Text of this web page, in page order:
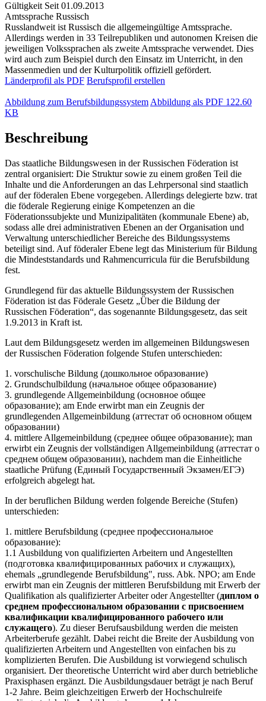
Gültigkeit Seit 01.09.2013
Amtssprache Russisch
Russlandweit ist Russisch die allgemeingültige Amtssprache.
Allerdings werden in 33 Teilrepubliken und autonomen Kreisen die
jeweiligen Volkssprachen als zweite Amtssprache verwendet. Dies
wird auch zum Beispiel durch den Einsatz im Unterricht, in den
Massenmedien und der Kulturpolitik offiziell gefördert.
Länderprofil als PDF Berufsprofil erstellen
Abbildung zum Berufsbildungssystem Abbildung als PDF 122.60
KB
Beschreibung
Das staatliche Bildungswesen in der Russischen Föderation ist
zentral organisiert: Die Struktur sowie zu einem großen Teil die
Inhalte und die Anforderungen an das Lehrpersonal sind staatlich
auf der föderalen Ebene vorgegeben. Allerdings delegierte bzw. trat
die föderale Regierung einige Kompetenzen an die
Föderationssubjekte und Munizipalitäten (kommunale Ebene) ab,
sodass alle drei administrativen Ebenen an der Organisation und
Verwaltung unterschiedlicher Bereiche des Bildungssystems
beteiligt sind. Auf föderaler Ebene legt das Ministerium für Bildung
die Mindeststandards und Rahmencurricula für die Berufsbildung
fest.
Grundlegend für das aktuelle Bildungssystem der Russischen
Föderation ist das Föderale Gesetz „Über die Bildung der
Russischen Föderation“, das sogenannte Bildungsgesetz, das seit
1.9.2013 in Kraft ist.
Laut dem Bildungsgesetz werden im allgemeinen Bildungswesen
der Russischen Föderation folgende Stufen unterschieden:
1. vorschulische Bildung (дошкольное образование)
2. Grundschulbildung (начальное общее образование)
3. grundlegende Allgemeinbildung (основное общее
образование); am Ende erwirbt man ein Zeugnis der
grundlegenden Allgemeinbildung (аттестат об основном общем
образовании)
4. mittlere Allgemeinbildung (среднее общее образование); man
erwirbt ein Zeugnis der vollständigen Allgemeinbildung (аттестат о
среднем общем образовании), nachdem man die Einheitliche
staatliche Prüfung (Единый Государственный Экзамен/ЕГЭ)
erfolgreich abgelegt hat.
In der beruflichen Bildung werden folgende Bereiche (Stufen)
unterschieden:
1. mittlere Berufsbildung (среднее профессиональное
образование):
1.1 Ausbildung von qualifizierten Arbeitern und Angestellten
(подготовка квалифицированных рабочих и служащих),
ehemals „grundlegende Berufsbildung", russ. Abk. NPO; am Ende
erwirbt man ein Zeugnis der mittleren Berufsbildung mit Erwerb der
Qualifikation als qualifizierter Arbeiter oder Angestellter (диплом о
среднем профессиональном образовании с присвоением
квалификации квалифицированного рабочего или
служащего). Zu dieser Berufsausbildung werden die meisten
Arbeiterberufe gezählt. Dabei reicht die Breite der Ausbildung von
qualifizierten Arbeitern und Angestellten von einfachen bis zu
komplizierten Berufen. Die Ausbildung ist vorwiegend schulisch
organisiert. Der theoretische Unterricht wird aber durch betriebliche
Praxisphasen ergänzt. Die Ausbildungsdauer beträgt je nach Beruf
1-2 Jahre. Beim gleichzeitigen Erwerb der Hochschulreife